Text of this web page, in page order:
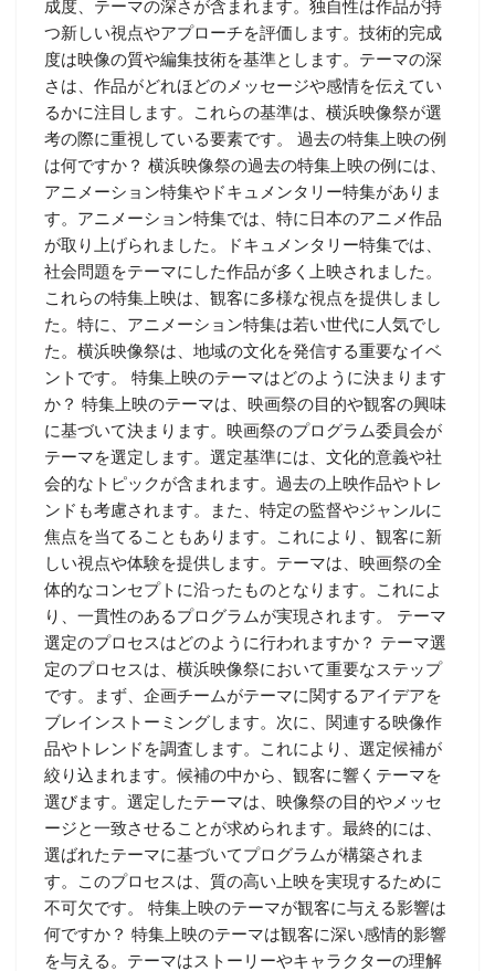
成度、テーマの深さが含まれます。独自性は作品が持
つ新しい視点やアプローチを評価します。技術的完成
度は映像の質や編集技術を基準とします。テーマの深
さは、作品がどれほどのメッセージや感情を伝えてい
るかに注目します。これらの基準は、横浜映像祭が選
考の際に重視している要素です。 過去の特集上映の例
は何ですか？ 横浜映像祭の過去の特集上映の例には、
アニメーション特集やドキュメンタリー特集がありま
す。アニメーション特集では、特に日本のアニメ作品
が取り上げられました。ドキュメンタリー特集では、
社会問題をテーマにした作品が多く上映されました。
これらの特集上映は、観客に多様な視点を提供しまし
た。特に、アニメーション特集は若い世代に人気でし
た。横浜映像祭は、地域の文化を発信する重要なイベ
ントです。 特集上映のテーマはどのように決まります
か？ 特集上映のテーマは、映画祭の目的や観客の興味
に基づいて決まります。映画祭のプログラム委員会が
テーマを選定します。選定基準には、文化的意義や社
会的なトピックが含まれます。過去の上映作品やトレ
ンドも考慮されます。また、特定の監督やジャンルに
焦点を当てることもあります。これにより、観客に新
しい視点や体験を提供します。テーマは、映画祭の全
体的なコンセプトに沿ったものとなります。これによ
り、一貫性のあるプログラムが実現されます。 テーマ
選定のプロセスはどのように行われますか？ テーマ選
定のプロセスは、横浜映像祭において重要なステップ
です。まず、企画チームがテーマに関するアイデアを
ブレインストーミングします。次に、関連する映像作
品やトレンドを調査します。これにより、選定候補が
絞り込まれます。候補の中から、観客に響くテーマを
選びます。選定したテーマは、映像祭の目的やメッセ
ージと一致させることが求められます。最終的には、
選ばれたテーマに基づいてプログラムが構築されま
す。このプロセスは、質の高い上映を実現するために
不可欠です。 特集上映のテーマが観客に与える影響は
何ですか？ 特集上映のテーマは観客に深い感情的影響
を与える。テーマはストーリーやキャラクターの理解